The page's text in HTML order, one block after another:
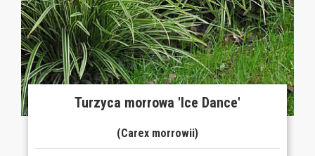
Turzyca morrowa 'Ice Dance'
(Carex morrowii)